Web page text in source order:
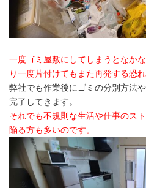
一度ゴミ屋敷にしてしまうとなか
り一度片付けてもまた再発する恐れ
弊社でも作業後にゴミの分別方法
完了してきます。
それでも不規則な生活や仕事のス
陥る方も多いのです。